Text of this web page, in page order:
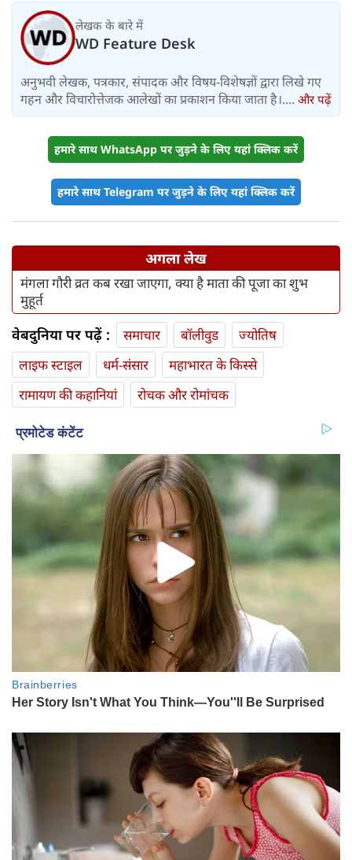
लेखक के बारे में
WD Feature Desk
अनुभवी लेखक, पत्रकार, संपादक और विषय-विशेषज्ञों द्वारा लिखे गए
गहन और विचारोत्तेजक आलेखों का प्रकाशन किया जाता है।.... और पढ़ें
हमारे साथ WhatsApp पर जुड़ने के लिए यहां क्लिक करें
हमारे साथ Telegram पर जुड़ने के लिए यहां क्लिक करें
अगला लेख
मंगला गौरी व्रत कब रखा जाएगा, क्या है माता की पूजा का शुभ
मुहूर्त
वेबदुनिया पर पढ़ें : समाचार बॉलीवुड
ज्योतिष
लाइफ स्‍टाइल
धर्म-संसार
महाभारत के किस्से
रामायण की कहानियां
रोचक और रोमांचक